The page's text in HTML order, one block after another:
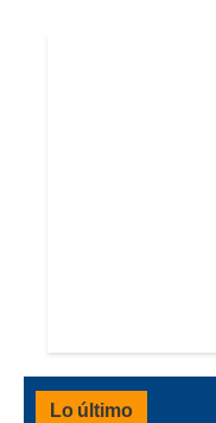
Lo último